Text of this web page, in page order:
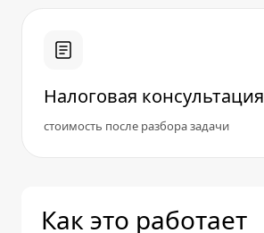
Налоговая консультация
стоимость после разбора задачи
Как это работает